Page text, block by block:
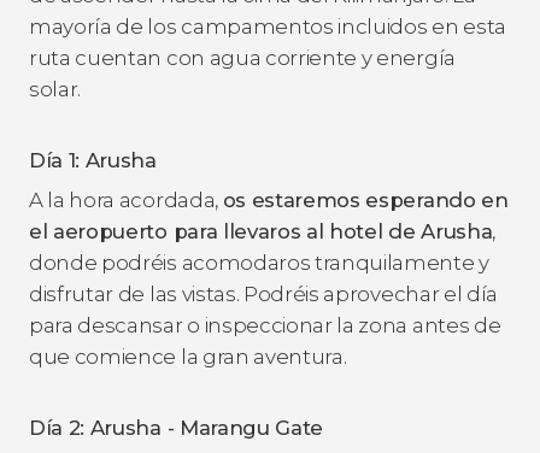
mayoría de los campamentos incluidos en esta
ruta cuentan con agua corriente y energía
solar.
Día 1: Arusha
A la hora acordada, os estaremos esperando en
el aeropuerto para llevaros al hotel de Arusha,
donde podréis acomodaros tranquilamente y
disfrutar de las vistas. Podréis aprovechar el día
para descansar o inspeccionar la zona antes de
que comience la gran aventura.
Día 2: Arusha - Marangu Gate